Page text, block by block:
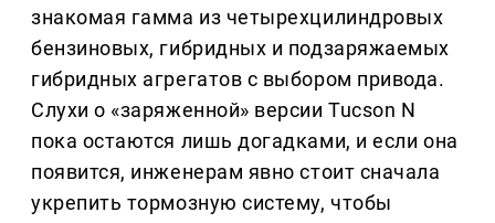
знакомая гамма из четырехцилиндровых
бензиновых, гибридных и подзаряжаемых
гибридных агрегатов с выбором привода.
Слухи о «заряженной» версии Tucson N
пока остаются лишь догадками, и если она
появится, инженерам явно стоит сначала
укрепить тормозную систему, чтобы